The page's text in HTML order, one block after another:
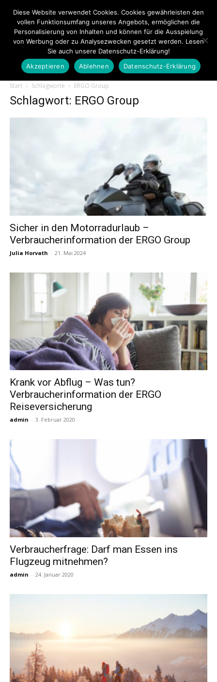
Touristiknews.de
Touristiknews
und
Reiseempfehlungen.
Start Schlagworte ERGO Group
Schlagwort: ERGO Group
Sicher in den Motorradurlaub –
Verbraucherinformation der ERGO Group
Julia Horvath - 21. Mai 2024
Krank vor Abflug – Was tun?
Verbraucherinformation der ERGO
Reiseversicherung
admin - 3. Februar 2020
Verbraucherfrage: Darf man Essen ins
Flugzeug mitnehmen?
admin - 24. Januar 2020
Diese Website verwendet Cookies. Cookies gewährleisten den
vollen Funktionsumfang unseres Angebots, ermöglichen die
Personalisierung von Inhalten und können für die Ausspielung
von Werbung oder zu Analysezwecken gesetzt werden. Lesen
Sie auch unsere Datenschutz-Erklärung!
Akzeptieren
Ablehnen Datenschutz-Erklärung